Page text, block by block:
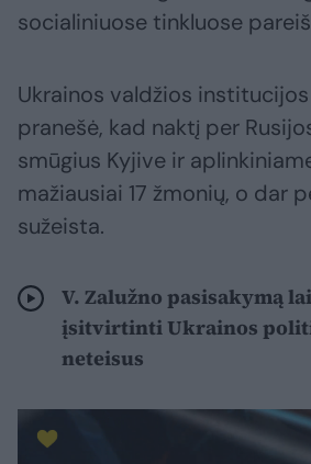
socialiniuose tinkluose
Ukrainos valdžios
pranešė, kad naktį per
smūgius Kyjive ir
mažiausiai 17 žmonių, o dar
sužeista.
V. Zalužno pasisakymą
įsitvirtinti Ukrainos
neteisus